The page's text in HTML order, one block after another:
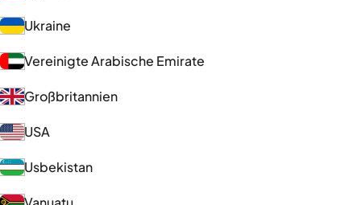
Ukraine
Vereinigte Arabische Emirate
Großbritannien
USA
Usbekistan